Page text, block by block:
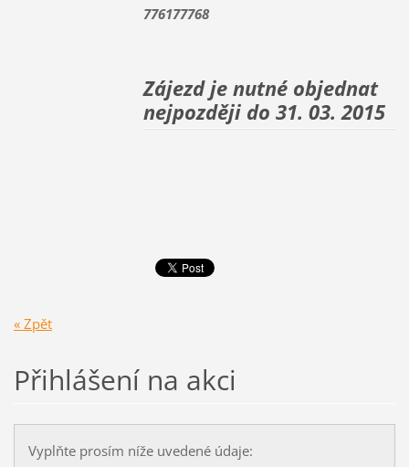
776177768
Zájezd je nutné objednat
nejpozději do 31. 03. 2015
« Zpět
Přihlášení na akci
Vyplňte prosím níže uvedené údaje: